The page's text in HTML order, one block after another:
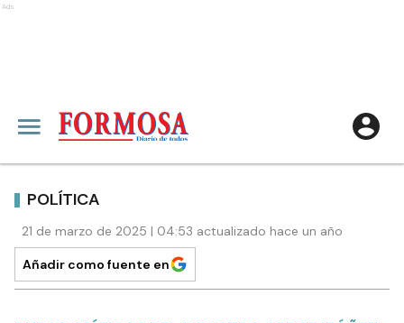
Ads
POLÍTICA
21 de marzo de 2025 | 04:53 actualizado hace un año
Añadir como fuente en